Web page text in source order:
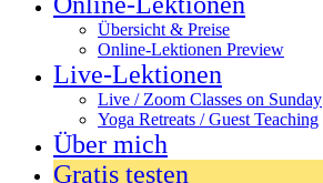
Übersicht & Preise
Online-Lektionen Preview
Live-Lektionen
Live / Zoom Classes on Sunday
Yoga Retreats / Guest Teaching
Über mich
Gratis testen